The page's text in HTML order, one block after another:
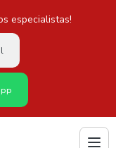
especialistas!